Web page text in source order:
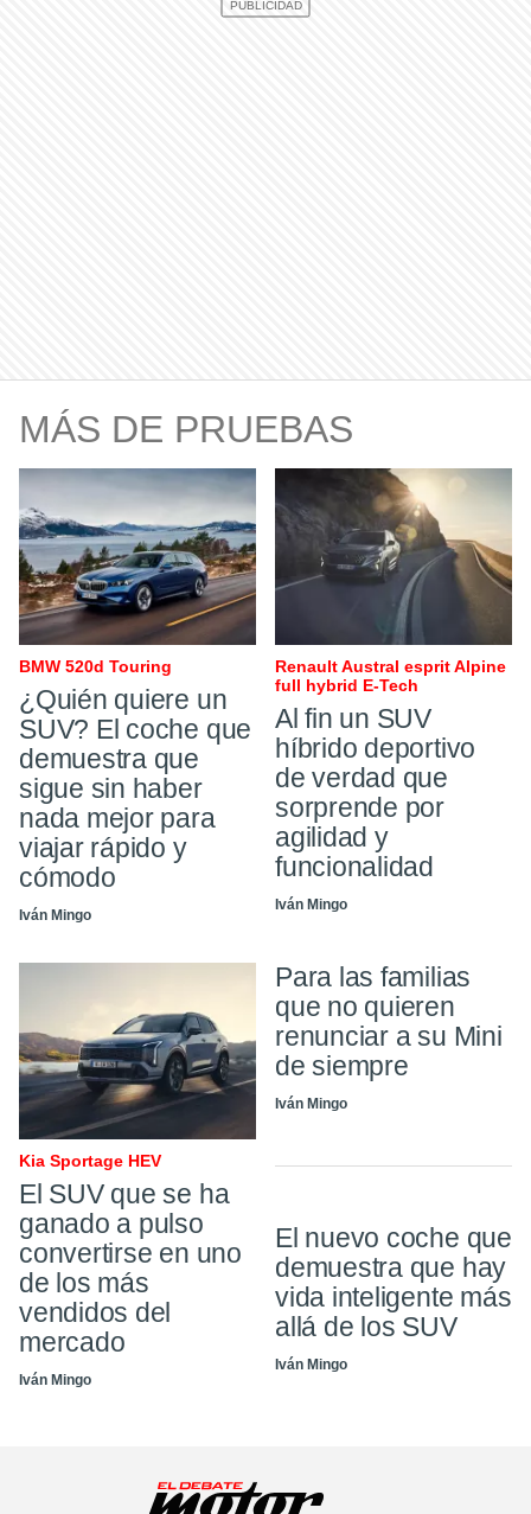
MÁS DE PRUEBAS
BMW 520d Touring
¿Quién quiere un
SUV? El coche que
demuestra que
sigue sin haber
nada mejor para
viajar rápido y
cómodo
Iván Mingo
Renault Austral esprit Alpine
full hybrid E-Tech
Al fin un SUV
híbrido deportivo
de verdad que
sorprende por
agilidad y
funcionalidad
Iván Mingo
Kia Sportage HEV
El SUV que se ha
ganado a pulso
convertirse en uno
de los más
vendidos del
mercado
Iván Mingo
Para las familias
que no quieren
renunciar a su Mini
de siempre
Iván Mingo
El nuevo coche que
demuestra que hay
vida inteligente más
allá de los SUV
Iván Mingo